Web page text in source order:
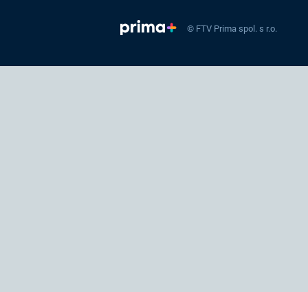
© FTV Prima spol. s r.o.